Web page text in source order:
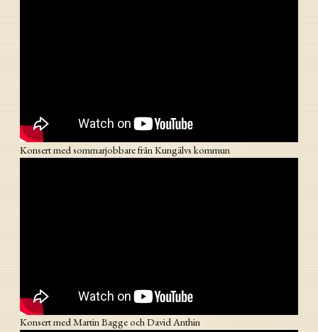
Konsert med sommarjobbare från Kungälvs kommun
Konsert med Martin Bagge och David Anthin